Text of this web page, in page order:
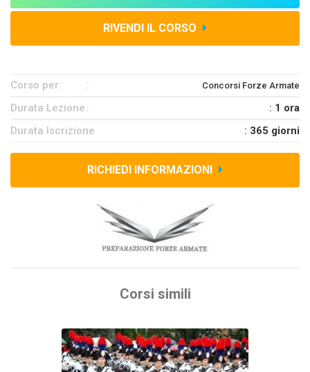
RIVENDI IL CORSO
Corso per: Concorsi Forze Armate
Durata Lezione : 1 ora
Durata Iscrizione
: 365 giorni
RICHIEDI INFORMAZIONI
Corsi simili